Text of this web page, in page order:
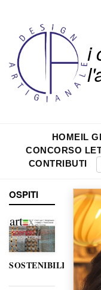
i
HOMEIL
CONCORSO
CONTRIBUTI
OSPITI
SOSTENIBILITÀ